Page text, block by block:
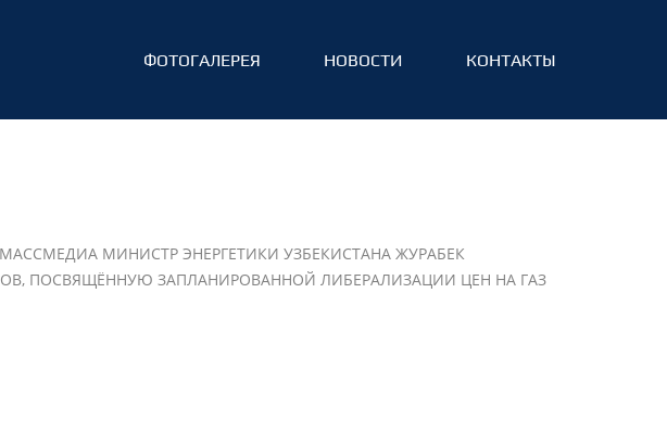
ФОТОГАЛЕРЕЯ НОВОСТИ КОНТАКТЫ
МИНИСТР ЭНЕРГЕТИКИ УЗБЕКИСТАНА ЖУРАБЕК
ПОСВЯЩЁННУЮ ЗАПЛАНИРОВАННОЙ ЛИБЕРАЛИЗАЦИИ ЦЕН НА ГАЗ